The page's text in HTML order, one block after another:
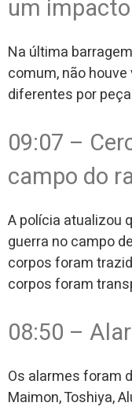
um
Na última
comum, não
diferentes por
09:07 –
campo do
A polícia atualizou
guerra no campo
corpos foram
corpos foram
08:50 –
Os alarmes foram
Maimon, Toshiya,